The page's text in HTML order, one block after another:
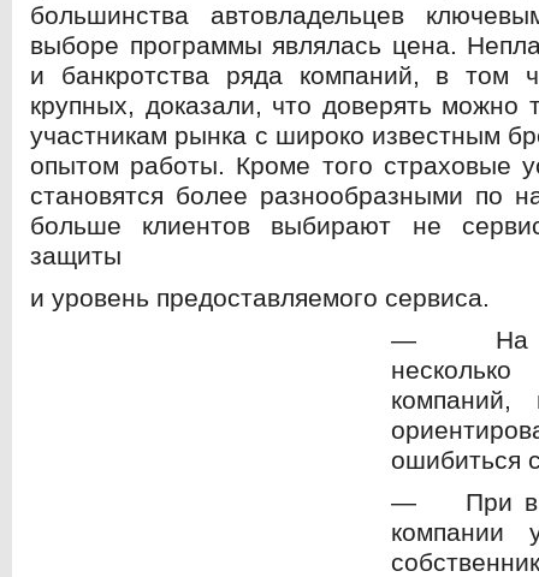
большинства автовладельцев
выборе программы являлась цена.
и банкротства ряда компаний, в том
крупных, доказали, что доверять можно
участникам рынка с широко известным
опытом работы. Кроме того страховые
становятся более разнообразными по
больше клиентов выбирают не
защиты
и уровень предоставляемого сервиса.
— На
компаний,
ошибиться
— При
компании